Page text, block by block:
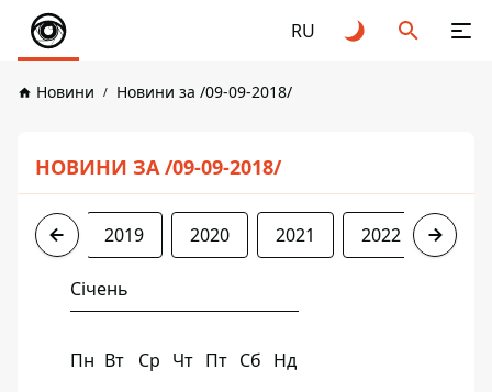
RU
Новини Новини за /09-09-2018/
НОВИНИ ЗА /09-09-2018/
2018 2019 2020 2021 2022 2023
Січень
Пн Вт Ср Чт Пт Сб Нд